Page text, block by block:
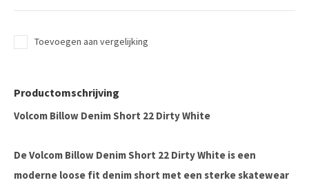
Toevoegen aan vergelijking
Productomschrijving
Volcom Billow Denim Short 22 Dirty White
De Volcom Billow Denim Short 22 Dirty White is een
moderne loose fit denim short met een sterke skatewear